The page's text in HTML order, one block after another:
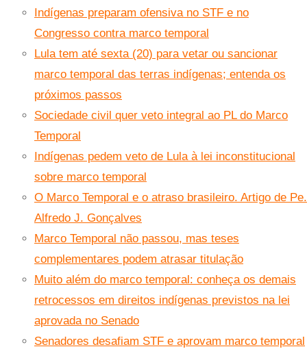
Indígenas preparam ofensiva no STF e no
Congresso contra marco temporal
Lula tem até sexta (20) para vetar ou sancionar
marco temporal das terras indígenas; entenda os
próximos passos
Sociedade civil quer veto integral ao PL do Marco
Temporal
Indígenas pedem veto de Lula à lei inconstitucional
sobre marco temporal
O Marco Temporal e o atraso brasileiro. Artigo de Pe.
Alfredo J. Gonçalves
Marco Temporal não passou, mas teses
complementares podem atrasar titulação
Muito além do marco temporal: conheça os demais
retrocessos em direitos indígenas previstos na lei
aprovada no Senado
Senadores desafiam STF e aprovam marco temporal